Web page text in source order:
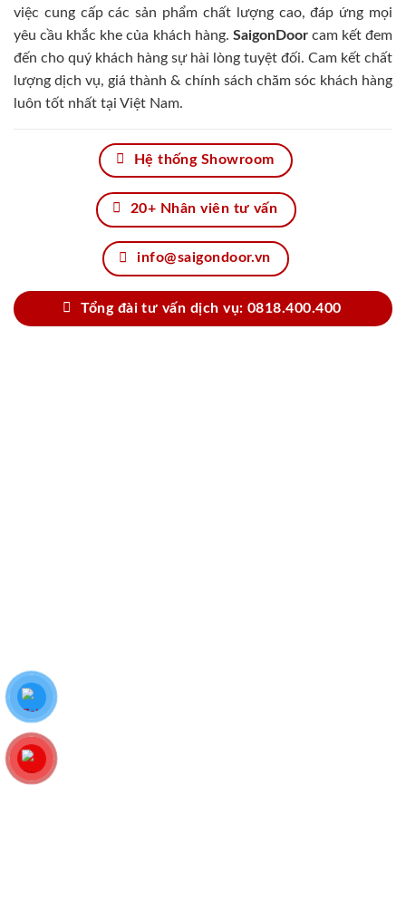
việc cung cấp các sản phẩm chất lượng cao, đáp ứng mọi
yêu cầu khắc khe của khách hàng. SaigonDoorcam kết đem
đến cho quý khách hàng sự hài lòng tuyệt đối. Cam kết chất
lượng dịch vụ, giá thành & chính sách chăm sóc khách hàng
luôn tốt nhất tại Việt Nam.
Hệ thống Showroom
20+ Nhân viên tư vấn
info@saigondoor.vn
Tổng đài tư vấn dịch vụ: 0818.400.400